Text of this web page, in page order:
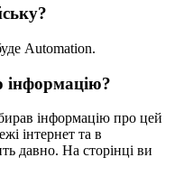
Automation.
інформацію?
інформацію про цей
інтернет та в
давно. На сторінці ви